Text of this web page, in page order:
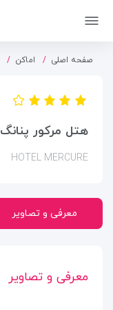
صفحه اصلی اماکن
هتل مرکور پنانگ
HOTEL MERCURE
معرفی و تصاویر
معرفی و تصاویر